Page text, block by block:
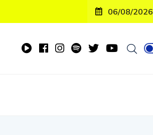
06/08/2026